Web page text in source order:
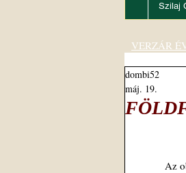
Szilaj
dombi52
máj. 19.
Az
VERZÁR